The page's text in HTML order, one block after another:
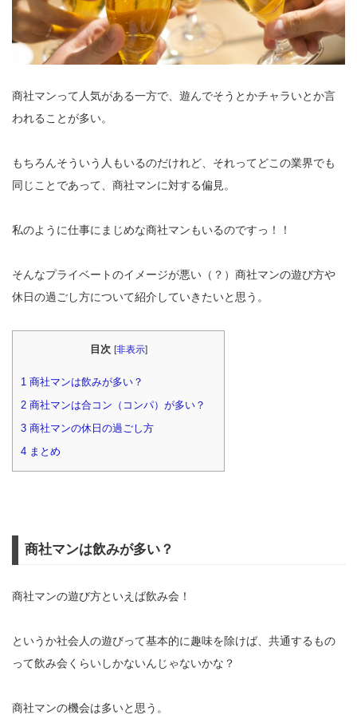
商社マンって人気がある一方で、遊んでそうとかチャラいとか言
われることが多い。
もちろんそういう人もいるのだけれど、それってどこの業界でも
同じことであって、商社マンに対する偏見。
私のように仕事にまじめな商社マンもいるのですっ！！
そんなプライベートのイメージが悪い（？）商社マンの遊び方や
休日の過ごし方について紹介していきたいと思う。
目次 [非表示]
1 商社マンは飲みが多い？
2 商社マンは合コン（コンパ）が多い？
3 商社マンの休日の過ごし方
4 まとめ
商社マンは飲みが多い？
商社マンの遊び方といえば飲み会！
というか社会人の遊びって基本的に趣味を除けば、共通するもの
って飲み会くらいしかないんじゃないかな？
商社マンの機会は多いと思う。